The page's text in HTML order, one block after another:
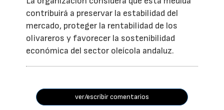
contribuirá a preservar la estabilidad del
mercado, proteger la rentabilidad de los
olivareros y favorecer la sostenibilidad
económica del sector oleícola andaluz.
ver/escribir comentarios